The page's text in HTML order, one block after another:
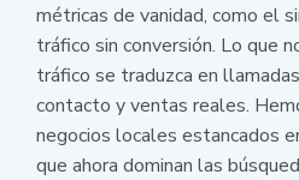
métricas de vanidad, como el
tráfico sin conversión. Lo que
tráfico se traduzca en
contacto y ventas reales.
negocios locales estancados
que ahora dominan las